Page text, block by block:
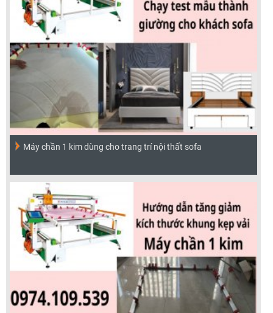
Máy chần 1 kim dùng cho trang trí nội thất sofa